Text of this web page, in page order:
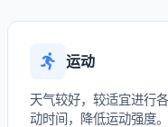
运动
天气较好，较适宜进行
动时间，降低运动强度。